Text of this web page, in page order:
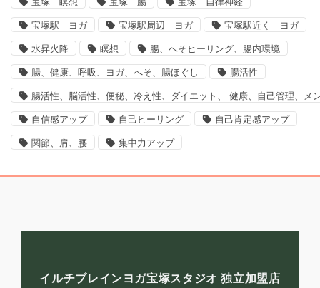
宝塚駅 ヨガ 宝塚駅周辺 ヨガ 宝塚駅近く ヨガ
水昇火降 瞑想 腸、へそヒーリング、腸内環境
腸、健康、呼吸、ヨガ、へそ、腸ほぐし 腸活性
腸活性、脳活性、便秘、冷え性、ダイエット、 健康、自己管理、メ
自信感アップ 自己ヒーリング 自己肯定感アップ
関節、肩、腰 集中力アップ
イルチブレインヨガ宝塚スタジオ独立加盟店